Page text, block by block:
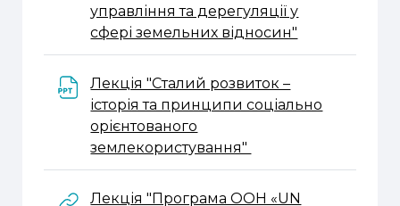
управління та дерегуляції у
сфері земельних відносин"
Лекція "Сталий розвиток –
історія та принципи соціально
орієнтованого
землекористування"
Лекція "Програма ООН «UN